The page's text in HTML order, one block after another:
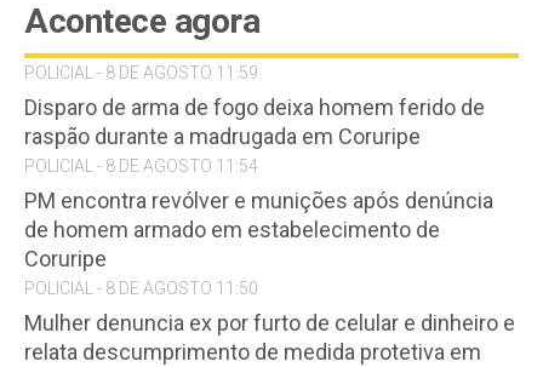
Acontece agora
POLICIAL - 8 DE AGOSTO 11:59
Disparo de arma de fogo deixa homem ferido de
raspão durante a madrugada em Coruripe
POLICIAL - 8 DE AGOSTO 11:54
PM encontra revólver e munições após denúncia
de homem armado em estabelecimento de
Coruripe
POLICIAL - 8 DE AGOSTO 11:50
Mulher denuncia ex por furto de celular e dinheiro e
relata descumprimento de medida protetiva em